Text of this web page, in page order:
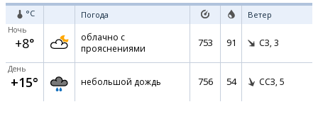
°C Погода Ветер
Ночь
+8°
облачно с
прояснениями
753 91 СЗ, 3
День
+15° небольшой дождь 756 54 ССЗ, 5